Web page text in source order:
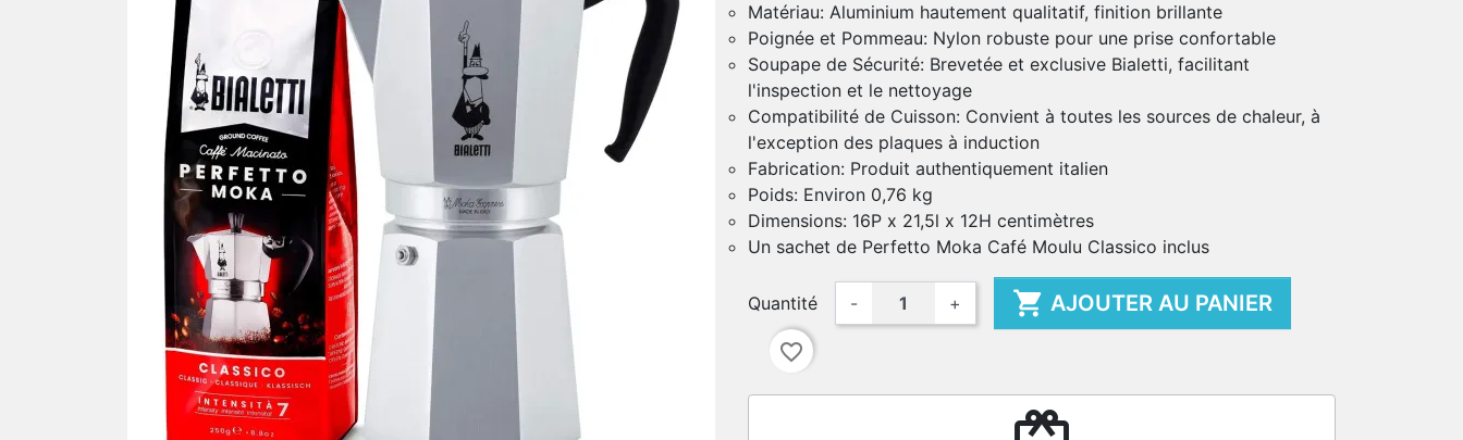
Matériau: Aluminium hautement qualitatif, finition brillante
Poignée et Pommeau: Nylon robuste pour une prise confortable
Soupape de Sécurité: Brevetée et exclusive Bialetti, facilitant
l'inspection et le nettoyage
Compatibilité de Cuisson: Convient à toutes les sources de chaleur, à
l'exception des plaques à induction
Fabrication: Produit authentiquement italien
Poids: Environ 0,76 kg
Dimensions: 16P x 21,5l x 12H centimètres
Un sachet de Perfetto Moka Café Moulu Classico inclus
Quantité - +  AJOUTER AU PANIER
favorite_border